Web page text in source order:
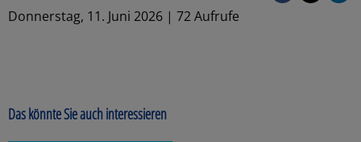
Donnerstag, 11. Juni 2026 | 72 Aufrufe
Das könnte Sie auch interessieren